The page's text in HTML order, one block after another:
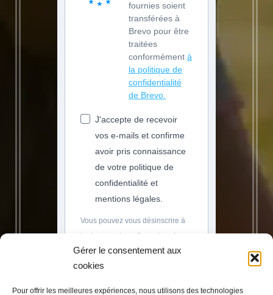
Gérer le consentement aux
cookies
Pour offrir les meilleures expériences, nous utilisons des technologies
fournies soient
transférées à
Brevo pour être
traitées
conformément à
la politique de
confidentialité
de Brevo.
J'accepte de recevoir
vos e-mails et confirme
avoir pris connaissance
de votre politique de
confidentialité et
mentions légales.
Vous pouvez vous désinscrire à
tout moment en cliquant sur le
lien présent dans nos emails.